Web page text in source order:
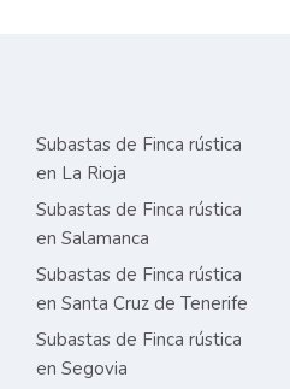
Subastas de Finca rústica
en La Rioja
Subastas de Finca rústica
en Salamanca
Subastas de Finca rústica
en Santa Cruz de Tenerife
Subastas de Finca rústica
en Segovia